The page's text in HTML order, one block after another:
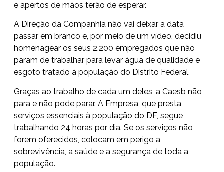
e apertos de mãos terão de esperar.
A Direção da Companhia não vai deixar a data
passar em branco e, por meio de um vídeo, decidiu
homenagear os seus 2.200 empregados que não
param de trabalhar para levar água de qualidade e
esgoto tratado à população do Distrito Federal.
Graças ao trabalho de cada um deles, a Caesb não
para e não pode parar. A Empresa, que presta
serviços essenciais à população do DF, segue
trabalhando 24 horas por dia. Se os serviços não
forem oferecidos, colocam em perigo a
sobrevivência, a saúde e a segurança de toda a
população.